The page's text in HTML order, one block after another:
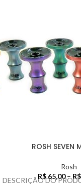
ROSH SEVEN
Rosh
R$65,00 – R$
DESCRIÇÃO DO